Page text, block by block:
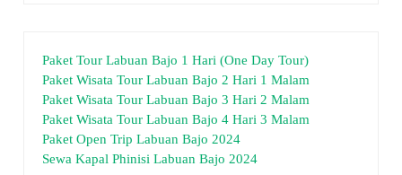
Paket Tour Labuan Bajo 1 Hari (One Day Tour)
Paket Wisata Tour Labuan Bajo 2 Hari 1 Malam
Paket Wisata Tour Labuan Bajo 3 Hari 2 Malam
Paket Wisata Tour Labuan Bajo 4 Hari 3 Malam
Paket Open Trip Labuan Bajo 2024
Sewa Kapal Phinisi Labuan Bajo 2024